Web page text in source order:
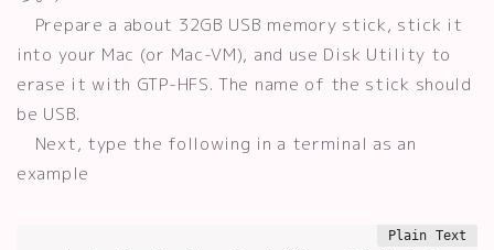
Prepare a about 32GB USB memory stick, stick it
into your Mac (or Mac-VM), and use Disk Utility to
erase it with GTP-HFS. The name of the stick should
be USB.
Next, type the following in a terminal as an
example